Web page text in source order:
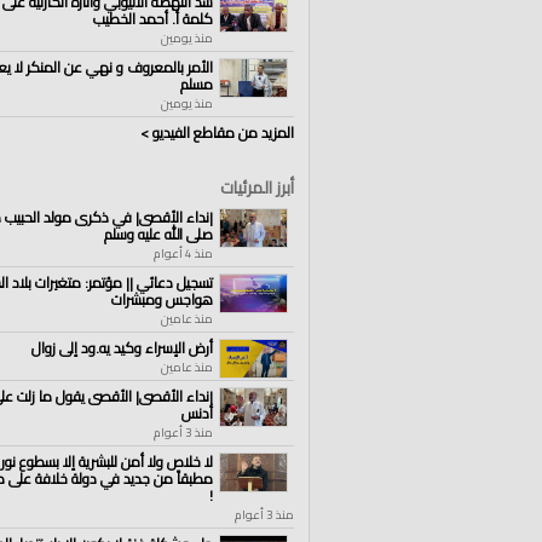
كلمة أ. أحمد الخطيب
منذ يومين
الأمر بالمعروف و نهي عن المنكر لا
مسلم
منذ يومين
المزيد من مقاطع الفيديو >
أبرز المرئيات
|نداء الأقصى| في ذكرى مولد
صلى الله عليه وسلم
منذ 4 أعوام
تسجيل دعائي || مؤتمر: متغيرات بلاد
هواجس ومبشرات
منذ عامين
أرض الإسراء وكيد يه.ود إلى زوال
منذ عامين
|نداء الأقصى| الأقصى يقول ما زلت
أدنس
منذ 3 أعوام
لا خلاص ولا أمن للبشرية إلا بسطوع
مطبقاً من جديد في دولة خلافة على
!
منذ 3 أعوام